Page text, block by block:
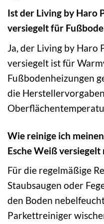
Ist der Living by Haro
versiegelt für
Ja, der Living by Haro
versiegelt ist für
Fußbodenheizungen
die
Wie reinige ich
Esche Weiß versiegelt
Für die regelmäßige
Staubsaugen oder
den Boden
Parkettreiniger